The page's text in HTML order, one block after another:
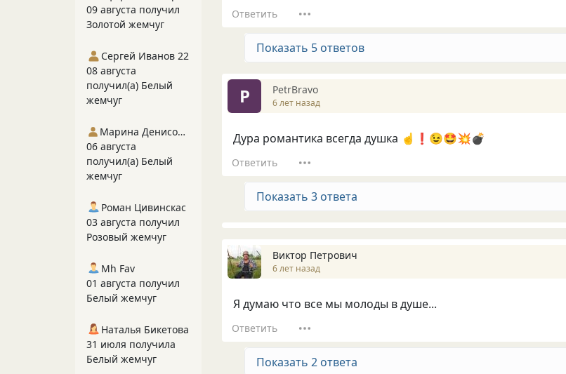
Ответить
Показать 5 ответов
P PetrBravo
6 лет назад
Дура романтика всегда душка ☝️❗️😉🤩💥💣
Ответить
Показать 3 ответа
Виктор Петрович
6 лет назад
Я думаю что все мы молоды в душе...
Ответить
Показать 2 ответа
09 августа получил
Золотой жемчуг
Сергей Иванов 22
08 августа
получил(а) Белый
жемчуг
Марина Денисова 5
06 августа
получил(а) Белый
жемчуг
Роман Цивинскас
03 августа получил
Розовый жемчуг
Mh Fav
01 августа получил
Белый жемчуг
Наталья Бикетова
31 июля получила
Белый жемчуг